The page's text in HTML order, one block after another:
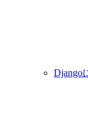
Django